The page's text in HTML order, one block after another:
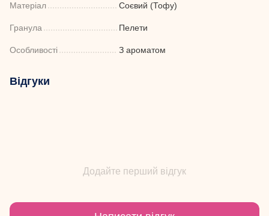
Матеріал Соєвий (Тофу)
Гранула Пелети
Особливості З ароматом
Відгуки
Додайте перший відгук